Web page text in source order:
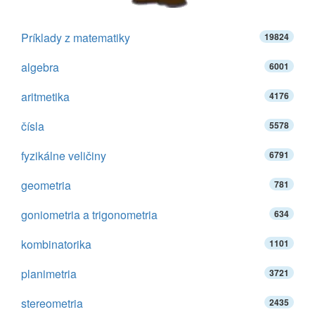
Príklady z matematiky 19824
algebra 6001
aritmetika 4176
čísla 5578
fyzikálne veličiny 6791
geometria 781
goniometria a trigonometria 634
kombinatorika 1101
planimetria 3721
stereometria 2435